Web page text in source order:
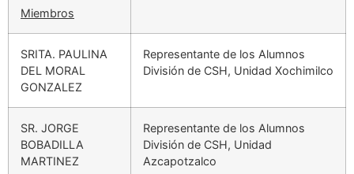
Miembros
SRITA. PAULINA
DEL MORAL
GONZALEZ
Representante de los Alumnos
División de CSH, Unidad Xochimilco
SR. JORGE
BOBADILLA
MARTINEZ
Representante de los Alumnos
División de CSH, Unidad
Azcapotzalco